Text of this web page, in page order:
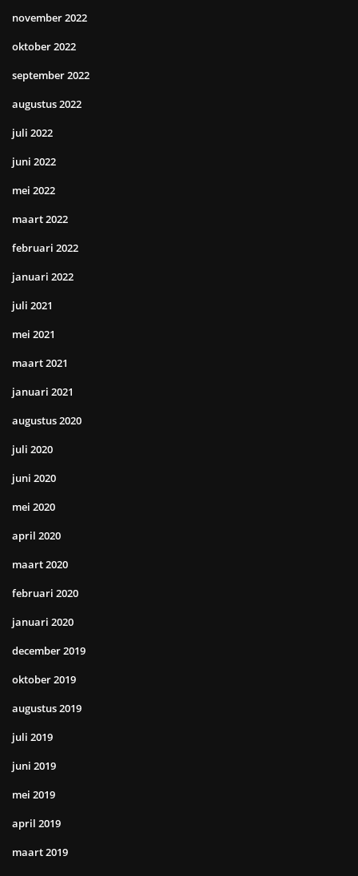
november 2022
oktober 2022
september 2022
augustus 2022
juli 2022
juni 2022
mei 2022
maart 2022
februari 2022
januari 2022
juli 2021
mei 2021
maart 2021
januari 2021
augustus 2020
juli 2020
juni 2020
mei 2020
april 2020
maart 2020
februari 2020
januari 2020
december 2019
oktober 2019
augustus 2019
juli 2019
juni 2019
mei 2019
april 2019
maart 2019